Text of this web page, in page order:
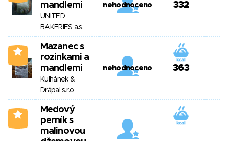
mandlemi
UNITED
BAKERIES a.s.
nehodnoceno 332
2
Mazanec s
rozinkami a
mandlemi
Kulhánek &
Drápal s.r.o
nehodnoceno 363
2
Medový
perník s
malinovou